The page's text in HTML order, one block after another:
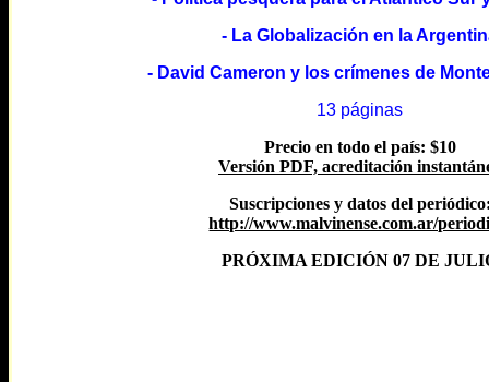
- La Globalización en la
- David Cameron y los crímenes de
13 páginas
Precio en todo el país: $10
Versión PDF, acreditación
Suscripciones y datos del
http://www.malvinense.com.ar/
PRÓXIMA EDICIÓN 07 DE